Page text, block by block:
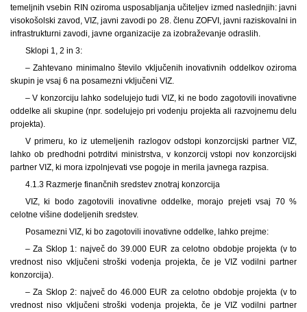
temeljnih vsebin RIN oziroma usposabljanja učiteljev izmed naslednjih: javni
visokošolski zavod, VIZ, javni zavodi po 28. členu ZOFVI, javni raziskovalni in
infrastrukturni zavodi, javne organizacije za izobraževanje odraslih.
Sklopi 1, 2 in 3:
– Zahtevano minimalno število vključenih inovativnih oddelkov oziroma
skupin je vsaj 6 na posamezni vključeni VIZ.
– V konzorciju lahko sodelujejo tudi VIZ, ki ne bodo zagotovili inovativne
oddelke ali skupine (npr. sodelujejo pri vodenju projekta ali razvojnemu delu
projekta).
V primeru, ko iz utemeljenih razlogov odstopi konzorcijski partner VIZ,
lahko ob predhodni potrditvi ministrstva, v konzorcij vstopi nov konzorcijski
partner VIZ, ki mora izpolnjevati vse pogoje in merila javnega razpisa.
4.1.3 Razmerje finančnih sredstev znotraj konzorcija
VIZ, ki bodo zagotovili inovativne oddelke, morajo prejeti vsaj 70 %
celotne višine dodeljenih sredstev.
Posamezni VIZ, ki bo zagotovili inovativne oddelke, lahko prejme:
– Za Sklop 1: največ do 39.000 EUR za celotno obdobje projekta (v to
vrednost niso vključeni stroški vodenja projekta, če je VIZ vodilni partner
konzorcija).
– Za Sklop 2: največ do 46.000 EUR za celotno obdobje projekta (v to
vrednost niso vključeni stroški vodenja projekta, če je VIZ vodilni partner